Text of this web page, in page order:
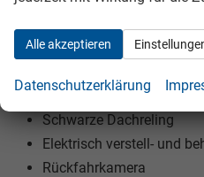
Coming- & Leaving-Home-
Schwarzes Dach
Schwarze Dachreling
Elektrisch verstell- und
Rückfahrkamera
Alle akzeptieren
Datenschutzerklärung